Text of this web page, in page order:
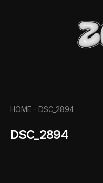
HOME - DSC_2894
DSC_2894